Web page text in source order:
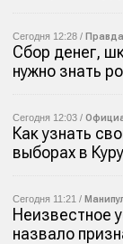
Сегодня 12:28 / Правда
Сбор денег,
нужно знать
Сегодня 12:03 /
Как узнать
выборах в
Сегодня 11:21 /
Неизвестное
назвало